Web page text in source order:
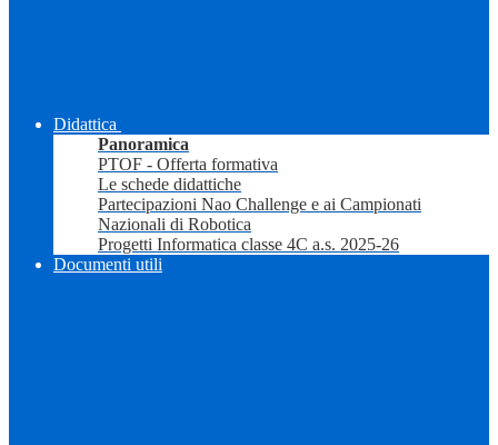
Didattica
Panoramica
PTOF - Offerta formativa
Le schede didattiche
Partecipazioni Nao Challenge e ai Campionati
Nazionali di Robotica
Progetti Informatica classe 4C a.s. 2025-26
Documenti utili